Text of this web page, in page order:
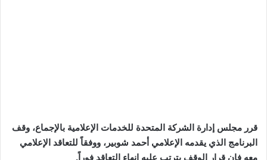
قرر مجلس إدارة الشركة المتحدة للخدمات الإعلامية بالإجماع، وقف
البرنامج الذي يقدمه الإعلامي أحمد شوبير، ووفقاً للتعاقد الإعلامي
معه فإن قرار الوقف يترتب عليه إنهاء التعاقد فوراً.